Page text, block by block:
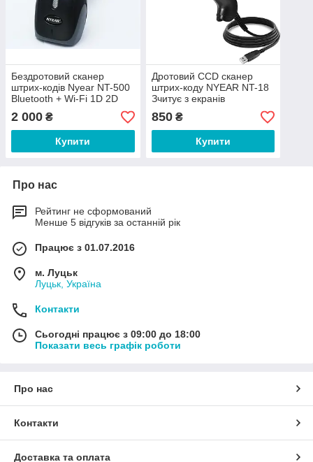
Бездротовий сканер
штрих-кодів Nyear NT-500
Bluetooth + Wi-Fi 1D 2D
фото сканер
2 000 ₴
Купити
Дротовий CCD сканер
штрих-коду NYEAR NT-18
Зчитує з екранів
телефонів!
850₴
Купити
Про нас
Рейтинг не сформований
Менше 5 відгуків за останній рік
Працює з 01.07.2016
м. Луцьк
Луцьк, Україна
Контакти
Сьогодні працює з 09:00 до 18:00
Показати весь графік роботи
Про нас
Контакти
Доставка та оплата